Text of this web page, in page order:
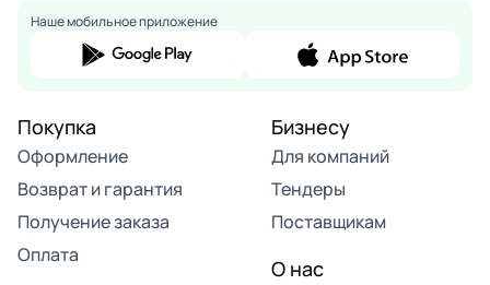
Наше мобильное приложение
Покупка
Оформление
Возврат и гарантия
Получение заказа
Оплата
Бизнесу
Для компаний
Тендеры
Поставщикам
О нас